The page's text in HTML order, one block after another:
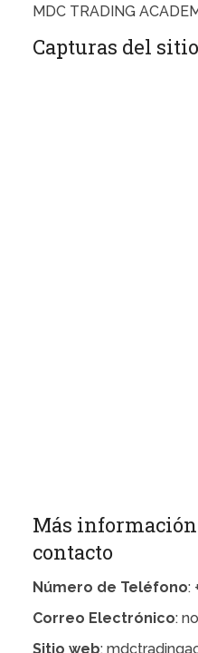
MDC TRADING
Capturas del
Más
contacto
Número de Teléfono:
Correo Electrónico:
Sitio web: